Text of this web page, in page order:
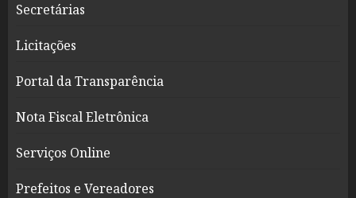
Secretárias
Licitações
Portal da Transparência
Nota Fiscal Eletrônica
Serviços Online
Prefeitos e Vereadores